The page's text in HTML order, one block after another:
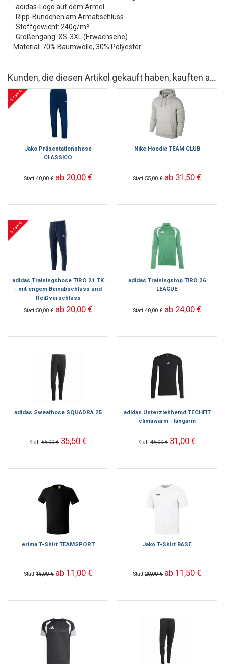
-adidas-Logo auf dem Ärmel
-Ripp-Bündchen am Armabschluss
-Stoffgewicht: 240g/m²
-Größengang: XS-3XL (Erwachsene)
Material: 70% Baumwolle, 30% Polyester
Kunden, die diesen Artikel gekauft haben, kauften auch
% Sale %
Jako Präsentationshose
CLASSICO
Statt 40,00 € ab 20,00 €
Nike Hoodie TEAM CLUB
Statt 55,00 € ab 31,50 €
% Sale %
adidas Trainingshose TIRO 21 TK
- mit engem Beinabschluss und
Reißverschluss
Statt 50,00 € ab 20,00 €
adidas Trainingstop TIRO 26
LEAGUE
Statt 40,00 € ab 24,00 €
adidas Sweathose SQUADRA 25
Statt 55,00 € 35,50 €
adidas Unterziehhemd TECHFIT
climawarm - langarm
Statt 45,00 € 31,00 €
erima T-Shirt TEAMSPORT
Statt 15,00 € ab 11,00 €
Jako T-Shirt BASE
Statt 20,00 € ab 11,50 €